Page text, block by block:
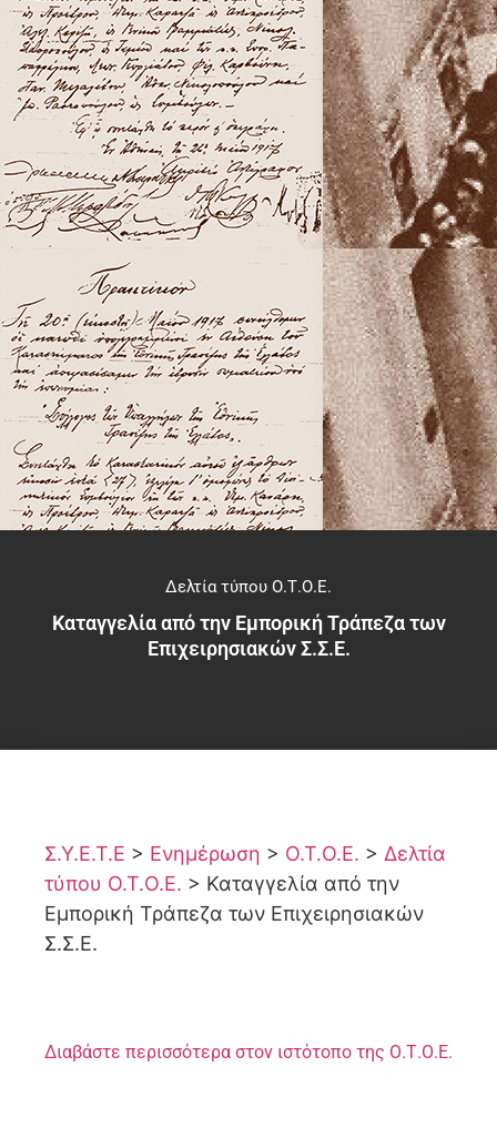
Δελτία τύπου Ο.Τ.Ο.Ε.
Καταγγελία από την Εμπορική Τράπεζα των
Επιχειρησιακών Σ.Σ.Ε.
Σ.Υ.Ε.Τ.Ε > Ενημέρωση > Ο.Τ.Ο.Ε. > Δελτία
τύπου Ο.Τ.Ο.Ε. > Καταγγελία από την
Εμπορική Τράπεζα των Επιχειρησιακών
Σ.Σ.Ε.
Διαβάστε περισσότερα στον ιστότοπο της Ο.Τ.Ο.Ε.